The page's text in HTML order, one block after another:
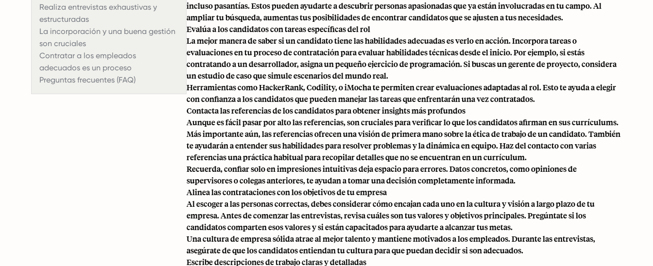
Realiza entrevistas exhaustivas y
estructuradas
La incorporación y una buena gestión
son cruciales
Contratar a los empleados
adecuados es un proceso
Preguntas frecuentes (FAQ)
incluso pasantías. Estos pueden ayudarte a descubrir personas apasionadas que ya están involucradas en tu campo. Al
ampliar tu búsqueda, aumentas tus posibilidades de encontrar candidatos que se ajusten a tus necesidades.
Evalúa a los candidatos con tareas específicas del rol
La mejor manera de saber si un candidato tiene las habilidades adecuadas es verlo en acción. Incorpora tareas o
evaluaciones en tu proceso de contratación para evaluar habilidades técnicas desde el inicio. Por ejemplo, si estás
contratando a un desarrollador, asigna un pequeño ejercicio de programación. Si buscas un gerente de proyecto, considera
un estudio de caso que simule escenarios del mundo real.
Herramientas como HackerRank, Codility, o iMochate permiten crear evaluaciones adaptadas al rol. Esto te ayuda a elegir
con confianza a los candidatos que pueden manejar las tareas que enfrentarán una vez contratados.
Contacta las referencias de los candidatos para obtener insights más profundos
Aunque es fácil pasar por alto las referencias, son cruciales para verificar lo que los candidatos afirman en sus currículums.
Más importante aún, las referencias ofrecen una visión de primera mano sobre la ética de trabajo de un candidato. También
te ayudarán a entender sus habilidades para resolver problemas y la dinámica en equipo. Haz del contacto con varias
referencias una práctica habitual para recopilar detalles que no se encuentran en un currículum.
Recuerda, confiar solo en impresiones intuitivas deja espacio para errores. Datos concretos, como opiniones de
supervisores o colegas anteriores, te ayudan a tomar una decisión completamente informada.
Alinea las contrataciones con los objetivos de tu empresa
Al escoger a las personas correctas, debes considerar cómo encajan cada uno en la cultura y visión a largo plazo de tu
empresa. Antes de comenzar las entrevistas, revisa cuáles son tus valores y objetivos principales. Pregúntate si los
candidatos comparten esos valores y si están capacitados para ayudarte a alcanzar tus metas.
Una cultura de empresa sólida atrae al mejor talento y mantiene motivados a los empleados. Durante las entrevistas,
asegúrate de que los candidatos entiendan tu cultura para que puedan decidir si son adecuados.
Escribe descripciones de trabajo claras y detalladas